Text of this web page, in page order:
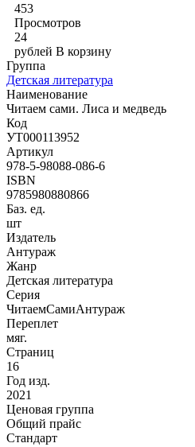
453
Просмотров
24
рублей В корзину
Группа
Детская литература
Наименование
Читаем сами. Лиса и медведь
Код
УТ000113952
Артикул
978-5-98088-086-6
ISBN
9785980880866
Баз. ед.
шт
Издатель
Антураж
Жанр
Детская литература
Серия
ЧитаемСамиАнтураж
Переплет
мяг.
Страниц
16
Год изд.
2021
Ценовая группа
Общий прайс
Стандарт